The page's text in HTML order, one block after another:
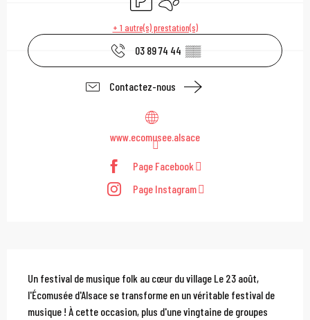
+ 1 autre(s) prestation(s)
03 89 74 44 ▒▒
Contactez-nous
www.ecomusee.alsace
Page Facebook
Page Instagram
Description
Un festival de musique folk au cœur du village Le 23 août,
l'Écomusée d'Alsace se transforme en un véritable festival de
musique ! À cette occasion, plus d'une vingtaine de groupes